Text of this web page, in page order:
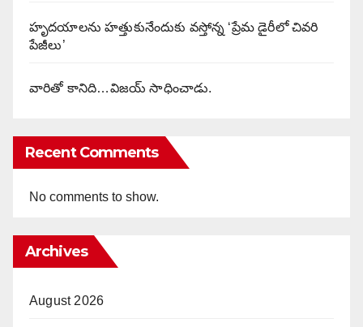
హృదయాలను హత్తుకునేందుకు వస్తోన్న ‘ప్రేమ డైరీలో చివరి
పేజీలు’
వారితో కానిది…విజయ్ సాధించాడు.
Recent Comments
No comments to show.
Archives
August 2026